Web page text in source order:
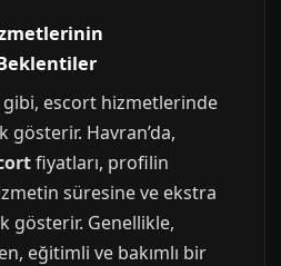
escort hizmetlerinde
Havran’da,
fiyatları, profilin
süresine ve ekstra
gösterir. Genellikle,
eğitimli ve bakımlı bir